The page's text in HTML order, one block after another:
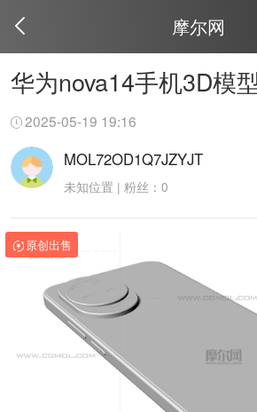
摩尔网
华为nova14手机3D模型
2025-05-19 19:16
MOL72OD1Q7JZYJT
未知位置 | 粉丝：0
原创出售